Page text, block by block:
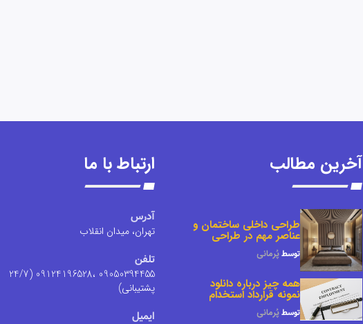
آخرین مطالب
طراحی داخلی ساختمان و
عناصر مهم در طراحی
توسطپُرمانی
همه چیز درباره دانلود
نمونه قرارداد استخدام
توسطپُرمانی
ارتباط با ما
آدرس
تهران، میدان انقلاب
تلفن
09050394455 ،09124196528 (24/7
پشتیبانی)
ایمیل